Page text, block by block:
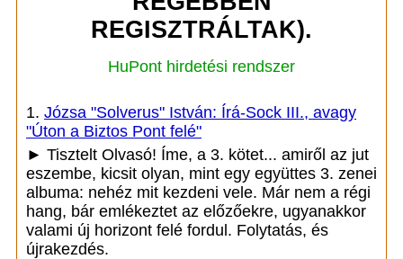
REGISZTRÁLTAK).
HuPont hirdetési rendszer
1. Józsa "Solverus" István: Írá-Sock III., avagy
"Úton a Biztos Pont felé"
► Tisztelt Olvasó! Íme, a 3. kötet... amiről az jut
eszembe, kicsit olyan, mint egy együttes 3. zenei
albuma: nehéz mit kezdeni vele. Már nem a régi
hang, bár emlékeztet az előzőekre, ugyanakkor
valami új horizont felé fordul. Folytatás, és
újrakezdés.